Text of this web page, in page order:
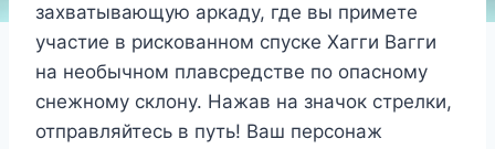
захватывающую аркаду, где вы примете
участие в рискованном спуске Хагги Вагги
на необычном плавсредстве по опасному
снежному склону. Нажав на значок стрелки,
отправляйтесь в путь! Ваш персонаж